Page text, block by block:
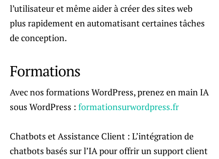
l’utilisateur et même aider à créer des sites web
plus rapidement en automatisant certaines tâches
de conception.
Formations
Avec nos formations WordPress, prenez en main IA
sous WordPress : formationsurwordpress.fr
Chatbots et Assistance Client : L’intégration de
chatbots basés sur l’IA pour offrir un support client